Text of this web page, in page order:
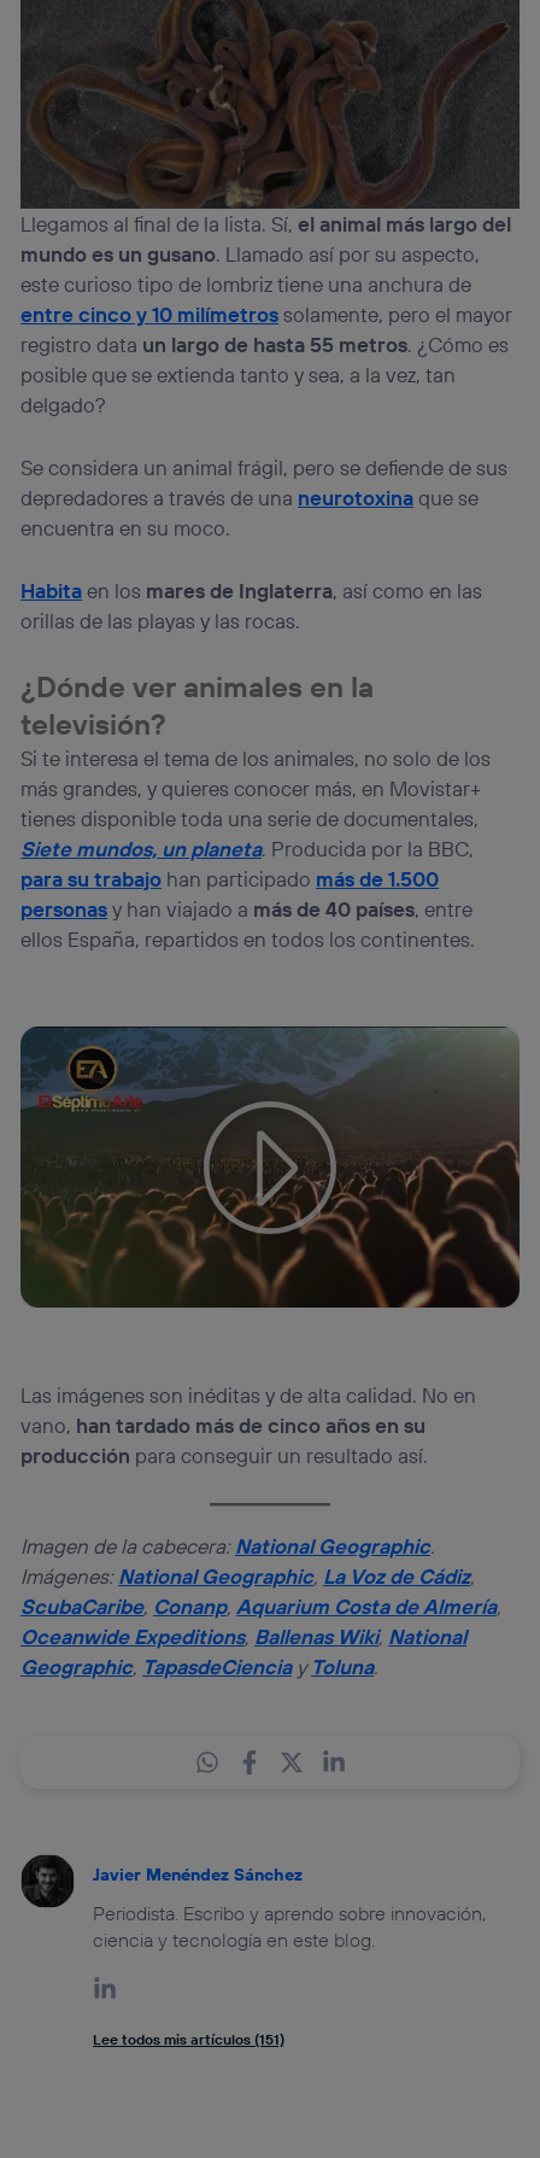
Llegamos al final de la lista. Sí,el animal más largo del
mundo es un gusano. Llamado así por su aspecto,
este curioso tipo de lombriz tiene una anchura de
entre cinco y 10 milímetrossolamente, pero el mayor
registro data un largo de hasta 55 metros. ¿Cómo es
posible que se extienda tanto y sea, a la vez, tan
delgado?
Se considera un animal frágil, pero se defiende de sus
depredadores a través de una neurotoxinaque se
encuentra en su moco.
Habitaen los mares de Inglaterra, así como en las
orillas de las playas y las rocas.
¿Dónde ver animales en la
televisión?
Si te interesa el tema de los animales, no solo de los
más grandes, y quieres conocer más, en Movistar+
tienes disponible toda una serie de documentales,
Siete mundos, un planeta. Producida por la BBC,
para su trabajo han participado más de 1.500
personasy han viajado a más de 40 países, entre
ellos España, repartidos en todos los continentes.
Tu configuración de cookies no permite la visualización de
este contenido
Configurar cookies
Las imágenes son inéditas y de alta calidad. No en
vano, han tardado más de cinco años en su
producción para conseguir un resultado así.
Imagen de la cabecera:National Geographic.
Imágenes:National Geographic, La Voz de Cádiz,
ScubaCaribe, Conanp,Aquarium Costa de Almería,
Oceanwide Expeditions, Ballenas Wiki, National
Geographic, TapasdeCienciay Toluna.
Javier Menéndez Sánchez
Periodista. Escribo y aprendo sobre innovación,
ciencia y tecnología en este blog.
Lee todos mis artículos (151)